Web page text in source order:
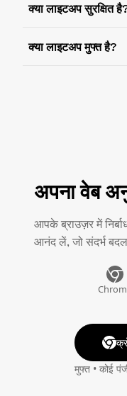
क्या लाइटअप सुरक्षित
क्या लाइटअप मुफ्त है?
अपना वेब
आपके ब्राउज़र में
आनंद लें, जो संदर्भ
मुफ्त • कोई